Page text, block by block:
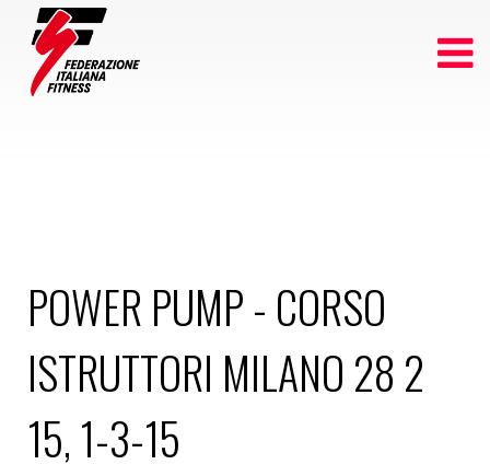
POWER PUMP - CORSO
ISTRUTTORI MILANO 28 2
15, 1-3-15